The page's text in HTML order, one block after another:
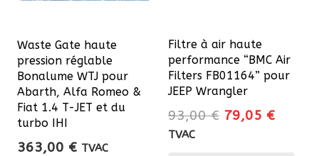
Waste Gate haute
pression réglable
Bonalume WTJ pour
Abarth, Alfa Romeo &
Fiat 1.4 T-JET et du
turbo IHI
363,00 € TVAC
Filtre à air haute
performance “BMC Air
Filters FB01164” pour
JEEP Wrangler
93,00€ Le
79,05 €Le
TVAC